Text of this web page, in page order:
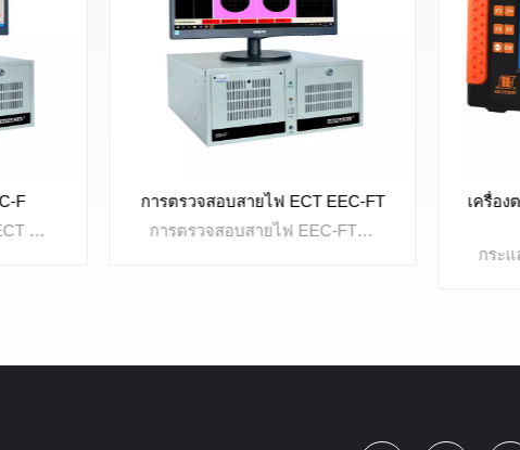
การตรวจสอบสายไฟ ECT EEC-FT
การตรวจสอบสายไฟ EEC-FT ECT ได้รับการออกแบบมาพร้อมกับช่องทดสอบอิสระ 5 ช่องซึ่งสามารถทดสอบ 5 บรรทัดในเวลาเดียวกัน สามารถควบคุมจุดเริ่มต้นและจุดสิ้นสุดของแต่ละช่องแยกกันได้ ระบบรายงานเสริมที่มีประสิทธิภาพทำให้การวิเคราะห์ข้อมูลการทดสอบเป็นเรื่องง่าย มีการใช้กันอย่างแพร่หลายสำหรับการตรวจสอบลวดทังสเตนและการตรวจสอบลวดโมลิบดีนัม
เครื่องตรวจจับข้อบกพร่อง